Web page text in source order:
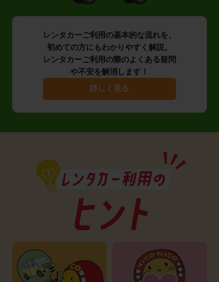
レンタカーご利用の基本的な流れを、
初めての方にもわかりやすく解説。
レンタカーご利用の際のよくある疑問
や不安を解消します！
詳しく見る